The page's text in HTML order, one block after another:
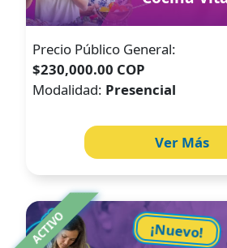
Precio Público General:
$230,000.00 COP
Modalidad: Presencial
Ver Más
ACTIVO ¡Nuevo!
Image